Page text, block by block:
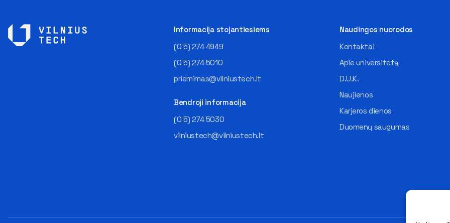
Informacija stojantiesiems
(0 5) 274 4949
(0 5) 274 5010
priemimas@vilniustech.lt
Bendroji informacija
(0 5) 274 5030
vilniustech@vilniustech.lt
Naudingos nuorodos
Kontaktai
Apie universitetą
D.U.K.
Naujienos
Karjeros dienos
Duomenų saugumas